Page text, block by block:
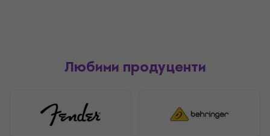
Любими продуценти